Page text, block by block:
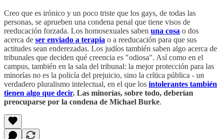
Creo que es irónico y un poco triste que los gays, de todas las
personas, se aprueben una condena penal que tiene visos de
reeducación forzada. Los homosexuales saben una cosa o dos
acerca de ser enviado a terapia o a reeducación para que sus
actitudes sean enderezadas. Los judíos también saben algo acerca de
tribunales que deciden qué creencia es "odiosa". Así como en el
campus, también en la sala del tribunal: la mejor protección para las
minorías no es la policía del prejuicio, sino la crítica pública - un
verdadero pluralismo intelectual, en el que los intolerantes también
tienen algo que decir. Las minorías, sobre todo, deberían
preocuparse por la condena de Michael Burke.